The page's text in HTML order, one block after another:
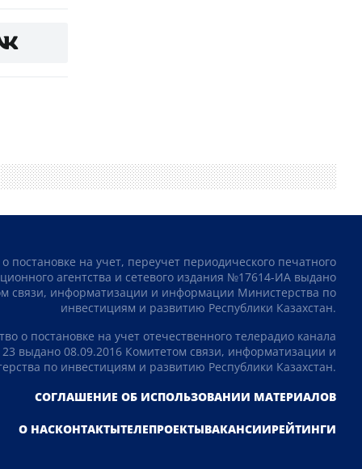
постановке на учет, переучет периодического печатного
агентства и сетевого издания №17614-ИА выдано
связи, информатизации и информации Министерства по
инвестициям и развитию Республики Казахстан.
о постановке на учет отечественного телерадио канала
выдано 08.09.2016 Комитетом связи, информатизации и
по инвестициям и развитию Республики Казахстан.
СОГЛАШЕНИЕ ОБ ИСПОЛЬЗОВАНИИ МАТЕРИАЛОВ
О НАСКОНТАКТЫТЕЛЕПРОЕКТЫВАКАНСИИРЕЙТИНГИ